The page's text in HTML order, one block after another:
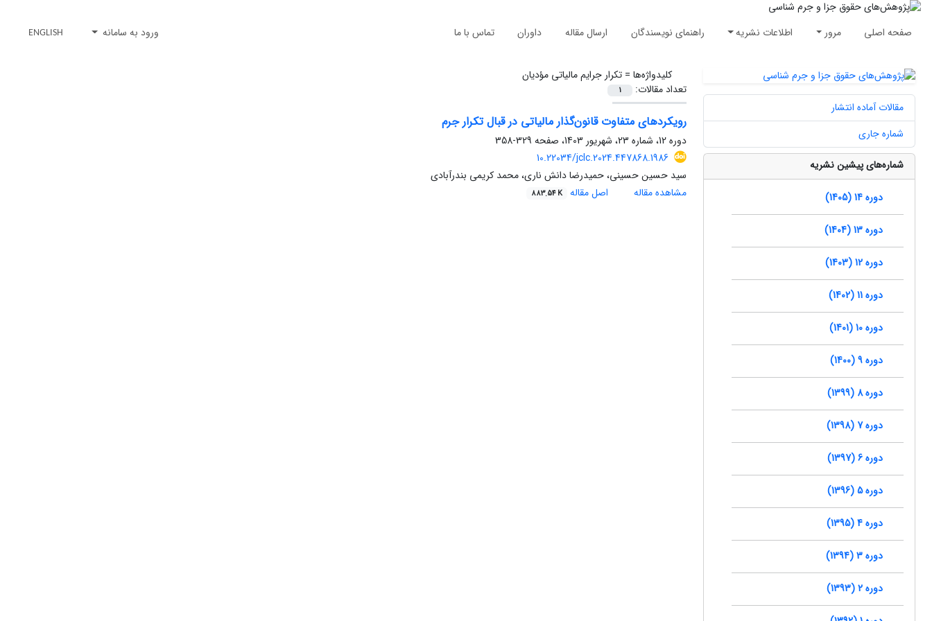
صفحه اصلی مرور اطلاعات نشریه راهنمای نویسندگان ارسال مقاله داوران تماس با ما ورود به سامانه ENGLISH
کلیدواژه‌ها =تکرار جرایم مالیاتی مؤدیان
تعداد مقالات:
1
رویکردهای متفاوت قانون‌گذار مالیاتی در قبال تکرار جرم
دوره 12، شماره 23، شهریور 1403، صفحه
329-358
10.22034/jclc.2024.447868.1986
سید حسین حسینی، حمیدرضا دانش ناری، محمد کریمی بندرآبادی
مشاهده مقاله
اصل مقاله 883.54 K
مقالات آماده انتشار
شماره جاری
شماره‌های پیشین نشریه
دوره 14 (1405)
دوره 13 (1404)
دوره 12 (1403)
دوره 11 (1402)
دوره 10 (1401)
دوره 9 (1400)
دوره 8 (1399)
دوره 7 (1398)
دوره 6 (1397)
دوره 5 (1396)
دوره 4 (1395)
دوره 3 (1394)
دوره 2 (1393)